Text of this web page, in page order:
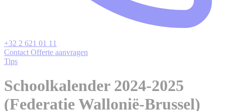
+32 2 621 01 11
Contact Offerte aanvragen
Tips
Schoolkalender 2024-2025
(Federatie Wallonië-Brussel)